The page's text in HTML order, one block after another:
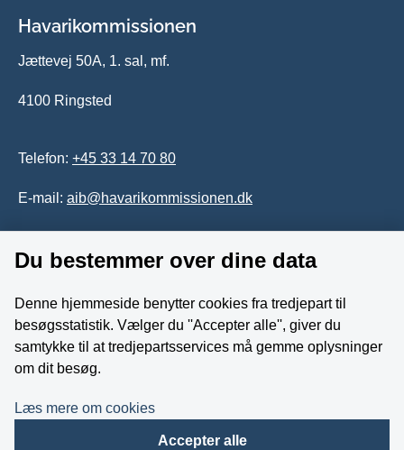
Havarikommissionen
Jættevej 50A, 1. sal, mf.
4100 Ringsted
Telefon: +45 33 14 70 80
E-mail: aib@havarikommissionen.dk
Tilgængelighedserklæring
Whistleblowerordning
Følg os på YouTube
Du bestemmer over dine data
Denne hjemmeside benytter cookies fra tredjepart til
besøgsstatistik. Vælger du ''Accepter alle'', giver du
samtykke til at tredjepartsservices må gemme oplysninger
om dit besøg.
Læs mere om cookies
Accepter alle